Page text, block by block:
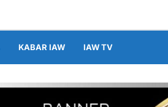
KABAR IAW IAW TV